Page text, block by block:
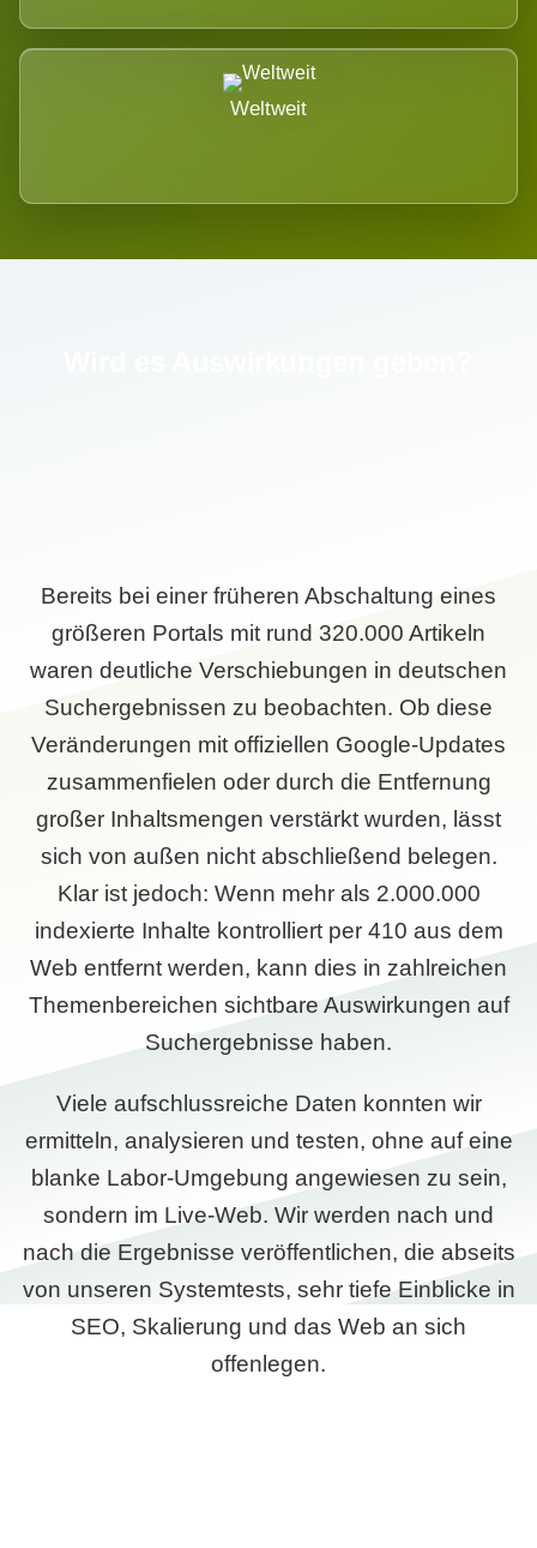
Weltweit
Bereits bei einer früheren Abschaltung eines
größeren Portals mit rund 320.000 Artikeln
waren deutliche Verschiebungen in deutschen
Suchergebnissen zu beobachten. Ob diese
Veränderungen mit offiziellen Google-Updates
zusammenfielen oder durch die Entfernung
großer Inhaltsmengen verstärkt wurden, lässt
sich von außen nicht abschließend belegen.
Klar ist jedoch: Wenn mehr als 2.000.000
indexierte Inhalte kontrolliert per 410 aus dem
Web entfernt werden, kann dies in zahlreichen
Themenbereichen sichtbare Auswirkungen auf
Suchergebnisse haben.
Viele aufschlussreiche Daten konnten wir
ermitteln, analysieren und testen, ohne auf eine
blanke Labor-Umgebung angewiesen zu sein,
sondern im Live-Web. Wir werden nach und
nach die Ergebnisse veröffentlichen, die abseits
von unseren Systemtests, sehr tiefe Einblicke in
SEO, Skalierung und das Web an sich
offenlegen.